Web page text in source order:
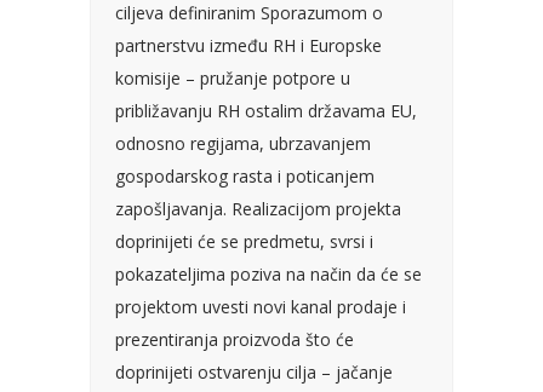
ciljeva definiranim Sporazumom o
partnerstvu između RH i Europske
komisije – pružanje potpore u
približavanju RH ostalim državama EU,
odnosno regijama, ubrzavanjem
gospodarskog rasta i poticanjem
zapošljavanja. Realizacijom projekta
doprinijeti će se predmetu, svrsi i
pokazateljima poziva na način da će se
projektom uvesti novi kanal prodaje i
prezentiranja proizvoda što će
doprinijeti ostvarenju cilja – jačanje